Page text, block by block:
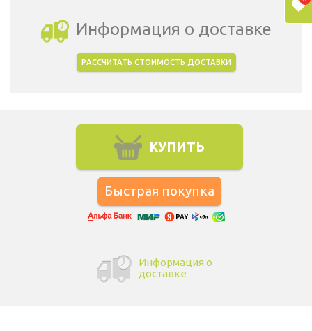
Информация о доставке
РАССЧИТАТЬ СТОИМОСТЬ ДОСТАВКИ
КУПИТЬ
Информация о
доставке